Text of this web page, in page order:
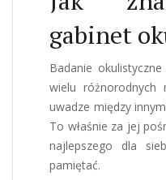
gabinet
Badanie
wielu różnorodnych
uwadze między
To właśnie za jej
najlepszego dla
pamiętać.